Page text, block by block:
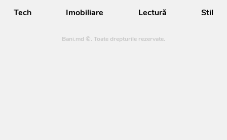
Tech
Imobiliare Lectură Stil
Bani.md ©. Toate drepturile rezervate.